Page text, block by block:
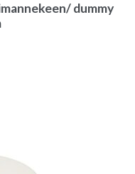
dummy